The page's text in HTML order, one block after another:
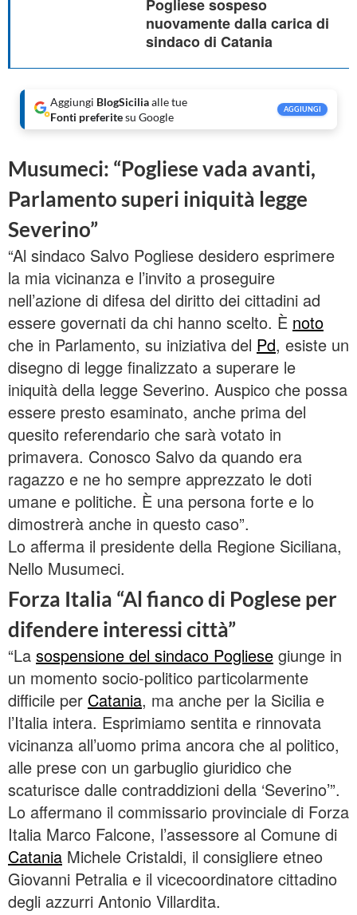
Pogliese sospeso
nuovamente dalla carica di
sindaco di Catania
Aggiungi BlogSiciliaalle tue
Fonti preferitesu Google
AGGIUNGI
Musumeci: “Pogliese vada avanti,
Parlamento superi iniquità legge
Severino”
“Al sindaco Salvo Pogliese desidero esprimere
la mia vicinanza e l’invito a proseguire
nell’azione di difesa del diritto dei cittadini ad
essere governati da chi hanno scelto. È noto
che in Parlamento, su iniziativa del Pd, esiste un
disegno di legge finalizzato a superare le
iniquità della legge Severino. Auspico che possa
essere presto esaminato, anche prima del
quesito referendario che sarà votato in
primavera. Conosco Salvo da quando era
ragazzo e ne ho sempre apprezzato le doti
umane e politiche. È una persona forte e lo
dimostrerà anche in questo caso”.
Lo afferma il presidente della Regione Siciliana,
Nello Musumeci.
Forza Italia “Al fianco di Poglese per
difendere interessi città”
“La sospensione del sindaco Pogliese giunge in
un momento socio-politico particolarmente
difficile per Catania, ma anche per la Sicilia e
l’Italia intera. Esprimiamo sentita e rinnovata
vicinanza all’uomo prima ancora che al politico,
alle prese con un garbuglio giuridico che
scaturisce dalle contraddizioni della ‘Severino’”.
Lo affermano il commissario provinciale di Forza
Italia Marco Falcone, l’assessore al Comune di
Catania Michele Cristaldi, il consigliere etneo
Giovanni Petralia e il vicecoordinatore cittadino
degli azzurri Antonio Villardita.